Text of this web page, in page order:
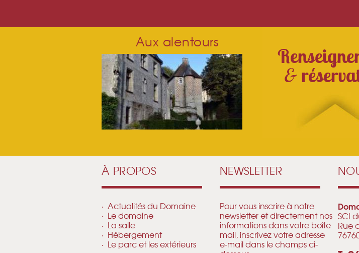
Aux alentours
&
À PROPOS
Actualités du Domaine
Le domaine
La salle
Hébergement
Le parc et les extérieurs
NEWSLETTER
Pour vous inscrire à notre
newsletter et directement nos
informations dans votre boîte
mail, inscrivez votre adresse
e-mail dans le champs ci-
SCI
Rue